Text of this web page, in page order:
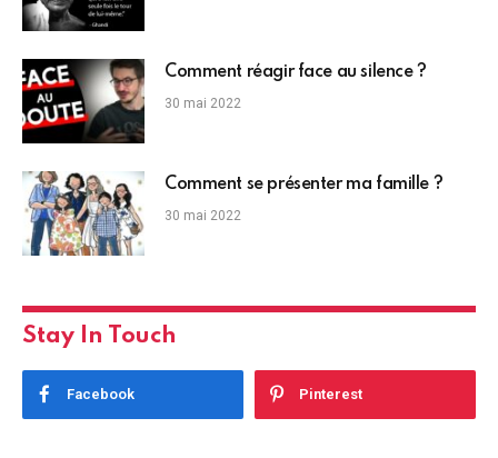
Comment réagir face au silence ?
30 mai 2022
Comment se présenter ma famille ?
30 mai 2022
Stay In Touch
Facebook Pinterest